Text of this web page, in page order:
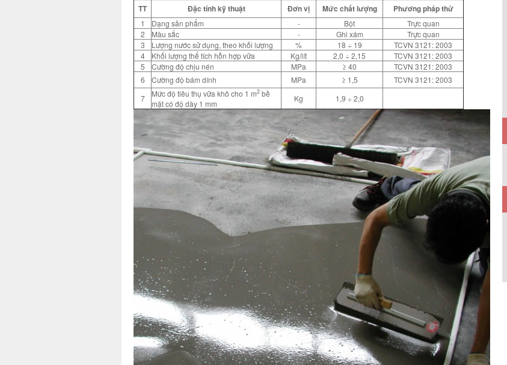
TT
Đặc tính kỹ thuật Đơn vị Mức chất lượng Phương pháp thử
1 Dạng sản phẩm - Bột
Trực quan
2
Màu sắc - Ghi xám
Trực quan
3
Lượng nước sử dụng, theo khối lượng % 18 ÷ 19
TCVN 3121: 2003
4
Khối lượng thể tích hỗn hợp vữa Kg/lít 2,0 ÷ 2,15
TCVN 3121: 2003
5
Cường độ chịu nén MPa ≥ 40
TCVN 3121: 2003
6
Cường độ bám dính MPa ≥ 1,5
TCVN 3121: 2003
7
Mức độ tiêu thụ vữa khô cho 1 m2 bề
mặt có độ dày 1 mm
Kg 1,9 ÷ 2,0